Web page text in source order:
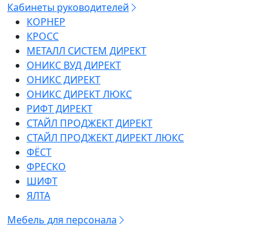
Кабинеты руководителей
КОРНЕР
КРОСС
МЕТАЛЛ СИСТЕМ ДИРЕКТ
ОНИКС ВУД ДИРЕКТ
ОНИКС ДИРЕКТ
ОНИКС ДИРЕКТ ЛЮКС
РИФТ ДИРЕКТ
СТАЙЛ ПРОДЖЕКТ ДИРЕКТ
СТАЙЛ ПРОДЖЕКТ ДИРЕКТ ЛЮКС
ФЁСТ
ФРЕСКО
ШИФТ
ЯЛТА
Мебель для персонала